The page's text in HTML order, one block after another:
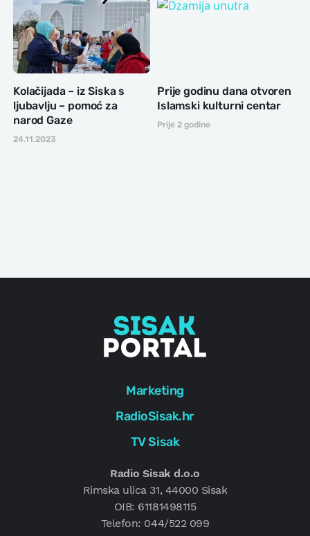
Kolačijada – iz Siska s
ljubavlju – pomoć za
narod Gaze
24.11.2023
Prije godinu dana otvoren
Islamski kulturni centar
Prije 2 godine
Marketing
RadioSisak.hr
TV Sisak
Radio Sisak d.o.o
Rimska ulica 31, 44000 Sisak
OIB: 61181498115
Telefon: 044/522 099